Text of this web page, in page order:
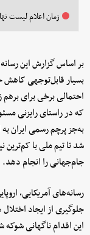
زمان اعلام لیست
بر اساس گزارش این
بسیار قابل‌توجهی کاهش
احتمالی برخی برای برهم
که در راستای رایزنی
به‌جز پرچم رسمی ایران
شد تا تیم ملی با کم‌ترین
جام‌جهانی را انجام دهد.
رسانه‌های آمریکایی،
جلوگیری از ایجاد اختلال
این اقدام ناگهانی شوکه